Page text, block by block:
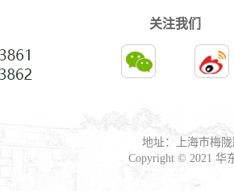
关注我们
地址：上海市梅
Copyright © 2021 华